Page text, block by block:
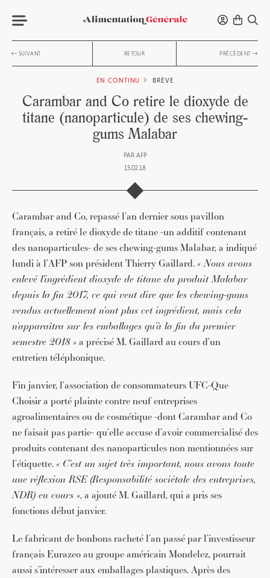
SUIVANT RETOUR PRÉCÉDENT
EN CONTINU BRÈVE
Carambar and Co retire le dioxyde de
titane (nanoparticule) de ses chewing-
gums Malabar
PAR AFP
15.02.18
Carambar and Co, repassé l’an dernier sous pavillon
français, a retiré le dioxyde de titane -un additif contenant
des nanoparticules- de ses chewing-gums Malabar, a indiqué
lundi à l’AFP son président Thierry Gaillard. « Nous avons
enlevé l’ingrédient dioxyde de titane du produit Malabar
depuis la fin 2017, ce qui veut dire que les chewing-gums
vendus actuellement n’ont plus cet ingrédient, mais cela
n’apparaîtra sur les emballages qu’à la fin du premier
semestre 2018 » a précisé M. Gaillard au cours d’un
entretien téléphonique.
Fin janvier, l’association de consommateurs UFC-Que
Choisir a porté plainte contre neuf entreprises
agroalimentaires ou de cosmétique -dont Carambar and Co
ne faisait pas partie- qu’elle accuse d’avoir commercialisé des
produits contenant des nanoparticules non mentionnées sur
l’étiquette. « C’est un sujet très important, nous avons toute
une réflexion RSE (Responsabilité sociétale des entreprises,
NDR) en cours », a ajouté M. Gaillard, qui a pris ses
fonctions début janvier.
Le fabricant de bonbons racheté l’an passé par l’investisseur
français Eurazeo au groupe américain Mondelez, pourrait
aussi s’intéresser aux emballages plastiques. Après des